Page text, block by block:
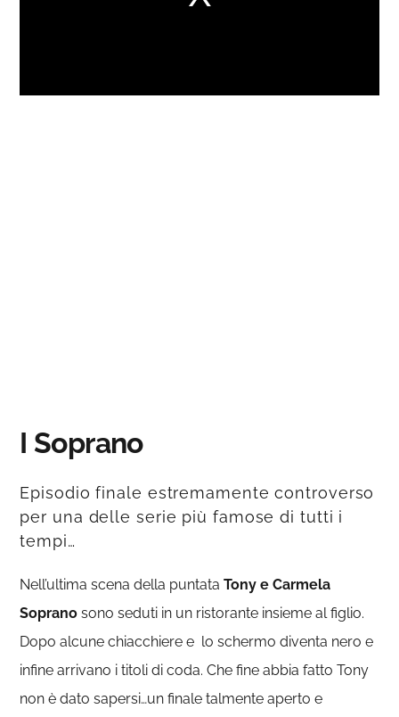
I Soprano
Episodio finale estremamente controverso
per una delle serie più famose di tutti i
tempi…
Nell’ultima scena della puntataTony e Carmela
Soprano sono seduti in un ristorante insieme al figlio.
Dopo alcune chiacchiere e lo schermo diventa nero e
infine arrivano i titoli di coda. Che fine abbia fatto Tony
non è dato sapersi…un finale talmente aperto e